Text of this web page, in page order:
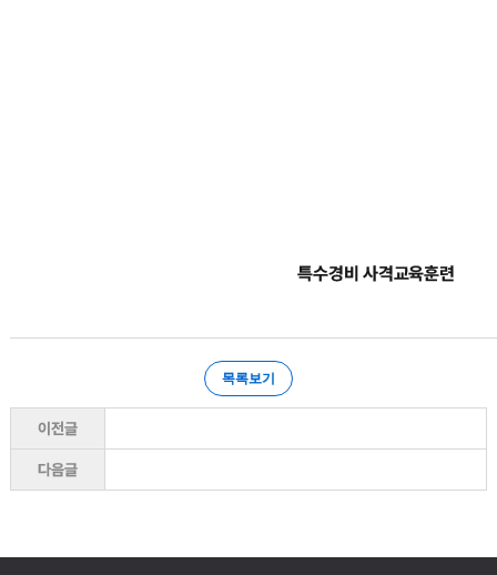
특수경비 사격교육훈련
목록보기
이전글
다음글